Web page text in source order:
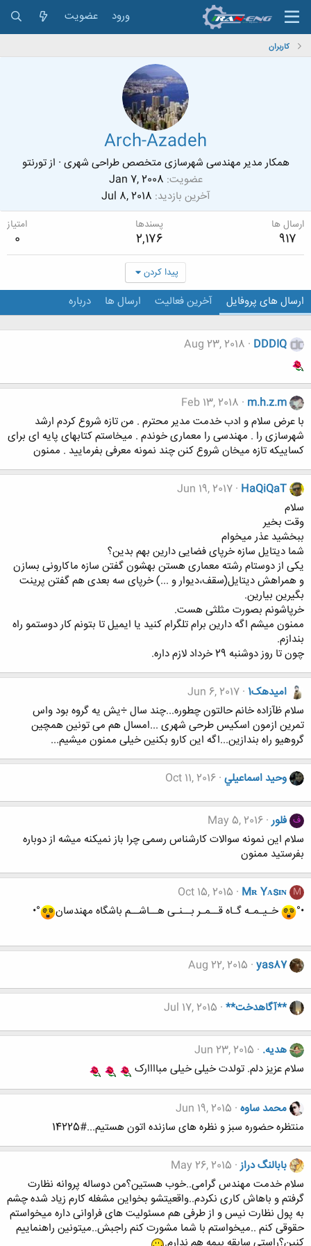
ورود عضویت
کاربران
Arch-Azadeh
همکار مدیر مهندسی شهرسازی متخصص طراحی شهری · ازتورنتو
عضویت Jan 7, 2008
آخرین بازدید Jul 8, 2018
ارسال ها
917
پسندها
2,176
امتیاز
0
پیدا کردن
ارسال های پروفایل آخرین فعالیت ارسال ها درباره
DDDIQ
Aug 23, 2018
m.h.z.m
Feb 13, 2018
با عرض سلام و ادب خدمت مدیر محترم . من تازه شروع کردم ارشد
شهرسازی را . مهندسی را معماری خوندم . میخاستم کتابهای پایه ای برای
کساییکه تازه میخان شروع کنن چند نمونه معرفی بفرمایید . ممنون
HaQiQaT
Jun 19, 2017
سلام
وقت بخیر
ببخشید عذر میخوام
شما دیتایل سازه خرپای فضایی دارین بهم بدین؟
یکی از دوستام رشته معماری هستن بهشون گفتن سازه ماکارونی بسازن
و همراهش دیتایل(سقف،دیوار و ...) خرپای سه بعدی هم گفتن پرینت
بگیرین بیارین.
خرپاشونم بصورت مثلثی هست.
ممنون میشم اگه دارین برام تلگرام کنید یا ایمیل تا بتونم کار دوستمو راه
بندازم.
چون تا روز دوشنبه 29 خرداد لازم داره.
امیدهک1
Jun 6, 2017
سلام ظآزاده خانم حالتون چطوره...چند سال ÷یش یه گروه بود واس
تمرین ازمون اسکیس طرحی شهری ...امسال هم می تونین همچین
گروهیو راه بندازین...اگه این کارو بکنین خیلی ممنون میشیم...
وحيد اسماعيلي Oct 11, 2016
ف فلور May 5, 2016
سلام این نمونه سوالات کارشناس رسمی چرا باز نمیکنه میشه از دوباره
بفرستید ممنون
M
Mʀ Yᴀsɪɴ
Oct 15, 2015
•°
خـیـمـه گـاه قــمـر بــنـی هــاشــم باشگاه مهندسان °•
yas87
Aug 22, 2015
**آگاهدخت** Jul 17, 2015
هدیه. Jun 23, 2015
سلام عزیز دلم. تولدت خیلی خیلی مباااارک
محمد ساوه Jun 19, 2015
منتظره حضوره سبز و نظره های سازنده اتون هستیم...#14225
بابالنگ دراز May 26, 2015
سلام خدمت مهندس گرامی..خوب هستین؟من دوساله پروانه نظارت
گرفتم و باهاش کاری نکردم..واقعیتشو بخواین مشغله کارم زیاد شده چشم
به پول نظارت نیس و از طرفی هم مسئولیت های فراوانی داره میخواستم
حقوقی کنم ..میخواستم با شما مشورت کنم راجبش..میتونین راهنماییم